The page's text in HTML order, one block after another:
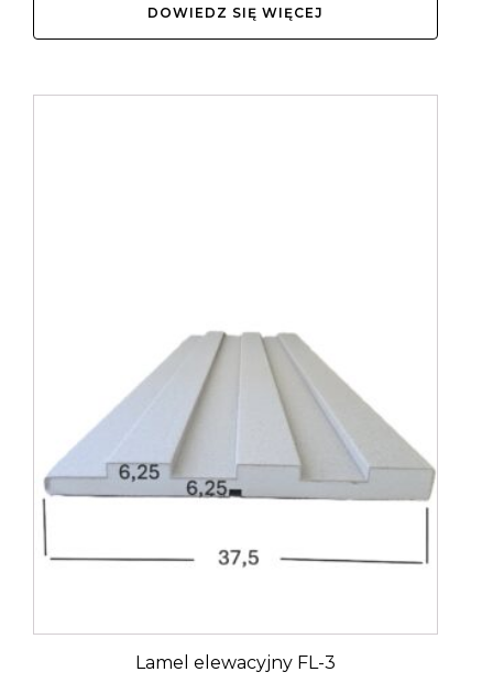
DOWIEDZ SIĘ WIĘCEJ
Lamel elewacyjny FL-3